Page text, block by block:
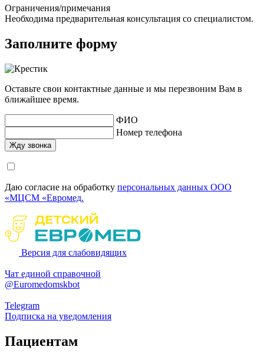
Ограничения/примечания
Необходима предварительная консультация со специалистом.
Заполните форму
Оставьте свои контактные данные и мы перезвоним Вам в
ближайшее время.
ФИО
Номер телефона
Даю согласие на обработку персональных данных ООО
«МЦСМ «Евромед.
Версия для слабовидящих
Чат единой справочной
@Euromedomskbot
Telegram
Подписка на уведомления
Пациентам